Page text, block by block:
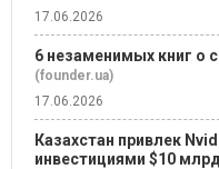
17.06.2026
6 незаменимых книг о
(founder.ua)
17.06.2026
Казахстан привлек
инвестициями $10 млрд